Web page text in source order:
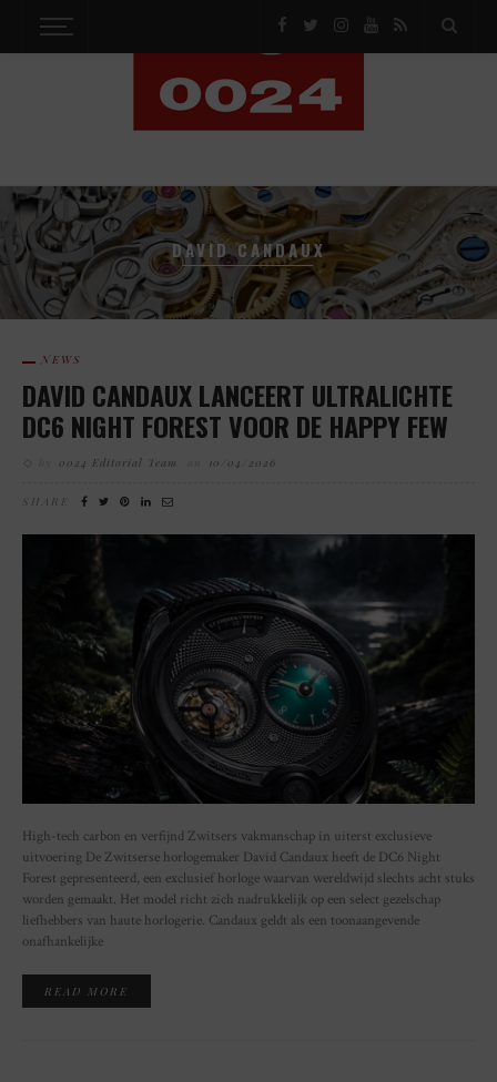
DAVID CANDAUX
NEWS
DAVID CANDAUX LANCEERT ULTRALICHTE
DC6 NIGHT FOREST VOOR DE HAPPY FEW
0024 Editorial Team 10/04/2026
SHARE
High-tech carbon en verfijnd Zwitsers vakmanschap in uiterst exclusieve
uitvoering De Zwitserse horlogemaker David Candaux heeft de DC6 Night
Forest gepresenteerd, een exclusief horloge waarvan wereldwijd slechts acht stuks
worden gemaakt. Het model richt zich nadrukkelijk op een select gezelschap
liefhebbers van haute horlogerie. Candaux geldt als een toonaangevende
onafhankelijke
READ MORE